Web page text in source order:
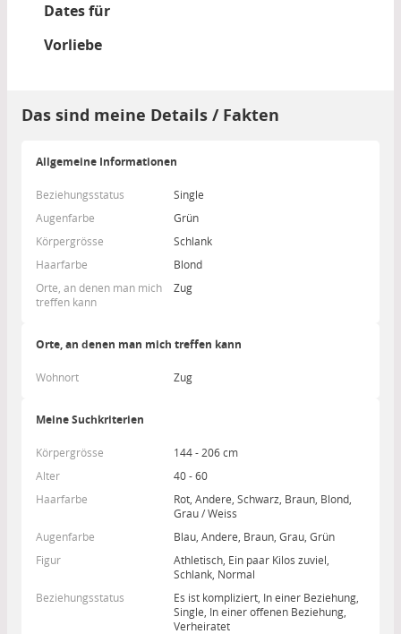
Dates für
Vorliebe
Das sind meine Details / Fakten
Allgemeine Informationen
Beziehungsstatus
Single
Augenfarbe
Grün
Körpergrösse
Schlank
Haarfarbe
Blond
Orte, an denen man mich
treffen kann
Zug
Orte, an denen man mich treffen kann
Wohnort Zug
Meine Suchkriterien
Körpergrösse
144 - 206 cm
Alter
40 - 60
Haarfarbe
Rot, Andere, Schwarz, Braun, Blond,
Grau / Weiss
Augenfarbe
Blau, Andere, Braun, Grau, Grün
Figur
Athletisch, Ein paar Kilos zuviel,
Schlank, Normal
Beziehungsstatus
Es ist kompliziert, In einer Beziehung,
Single, In einer offenen Beziehung,
Verheiratet